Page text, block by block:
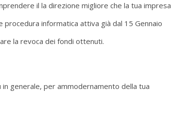
il la direzione migliore che la tua impresa
procedura informatica attiva già dal 15 Gennaio
la revoca dei fondi ottenuti.
generale, per ammodernamento della tua